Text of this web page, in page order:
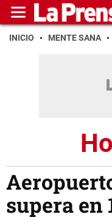
INICIO MENTE SANA
supera en